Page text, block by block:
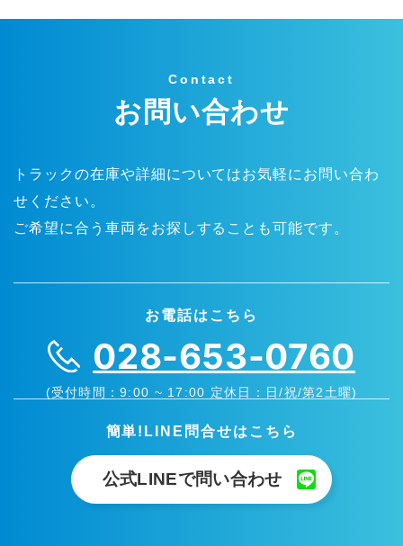
Contact
お問い合わせ
トラックの在庫や詳細についてはお気軽にお問い合わ
せください。
ご希望に合う車両をお探しすることも可能です。
お電話はこちら
028-653-0760
(受付時間：9:00 ~ 17:00 定休日：日/祝/第2土曜)
簡単!LINE問合せはこちら
公式LINEで問い合わせ